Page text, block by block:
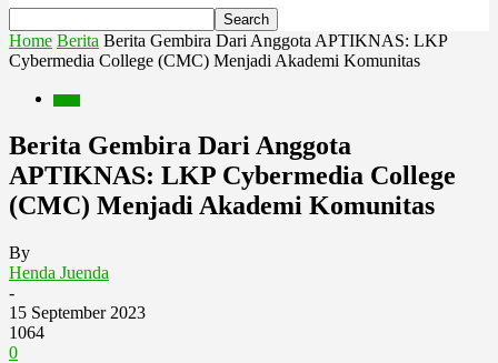
Home Berita Berita Gembira Dari Anggota APTIKNAS: LKP
Cybermedia College (CMC) Menjadi Akademi Komunitas
Berita Gembira Dari Anggota
APTIKNAS: LKP Cybermedia College
(CMC) Menjadi Akademi Komunitas
By
Henda Juenda
-
15 September 2023
1064
0